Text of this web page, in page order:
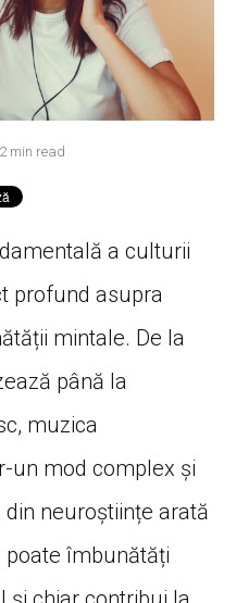
2 min read
a culturii
profund asupra
mintale. De la
până la
muzica
un mod complex și
neuroștiințe arată
îmbunătăți